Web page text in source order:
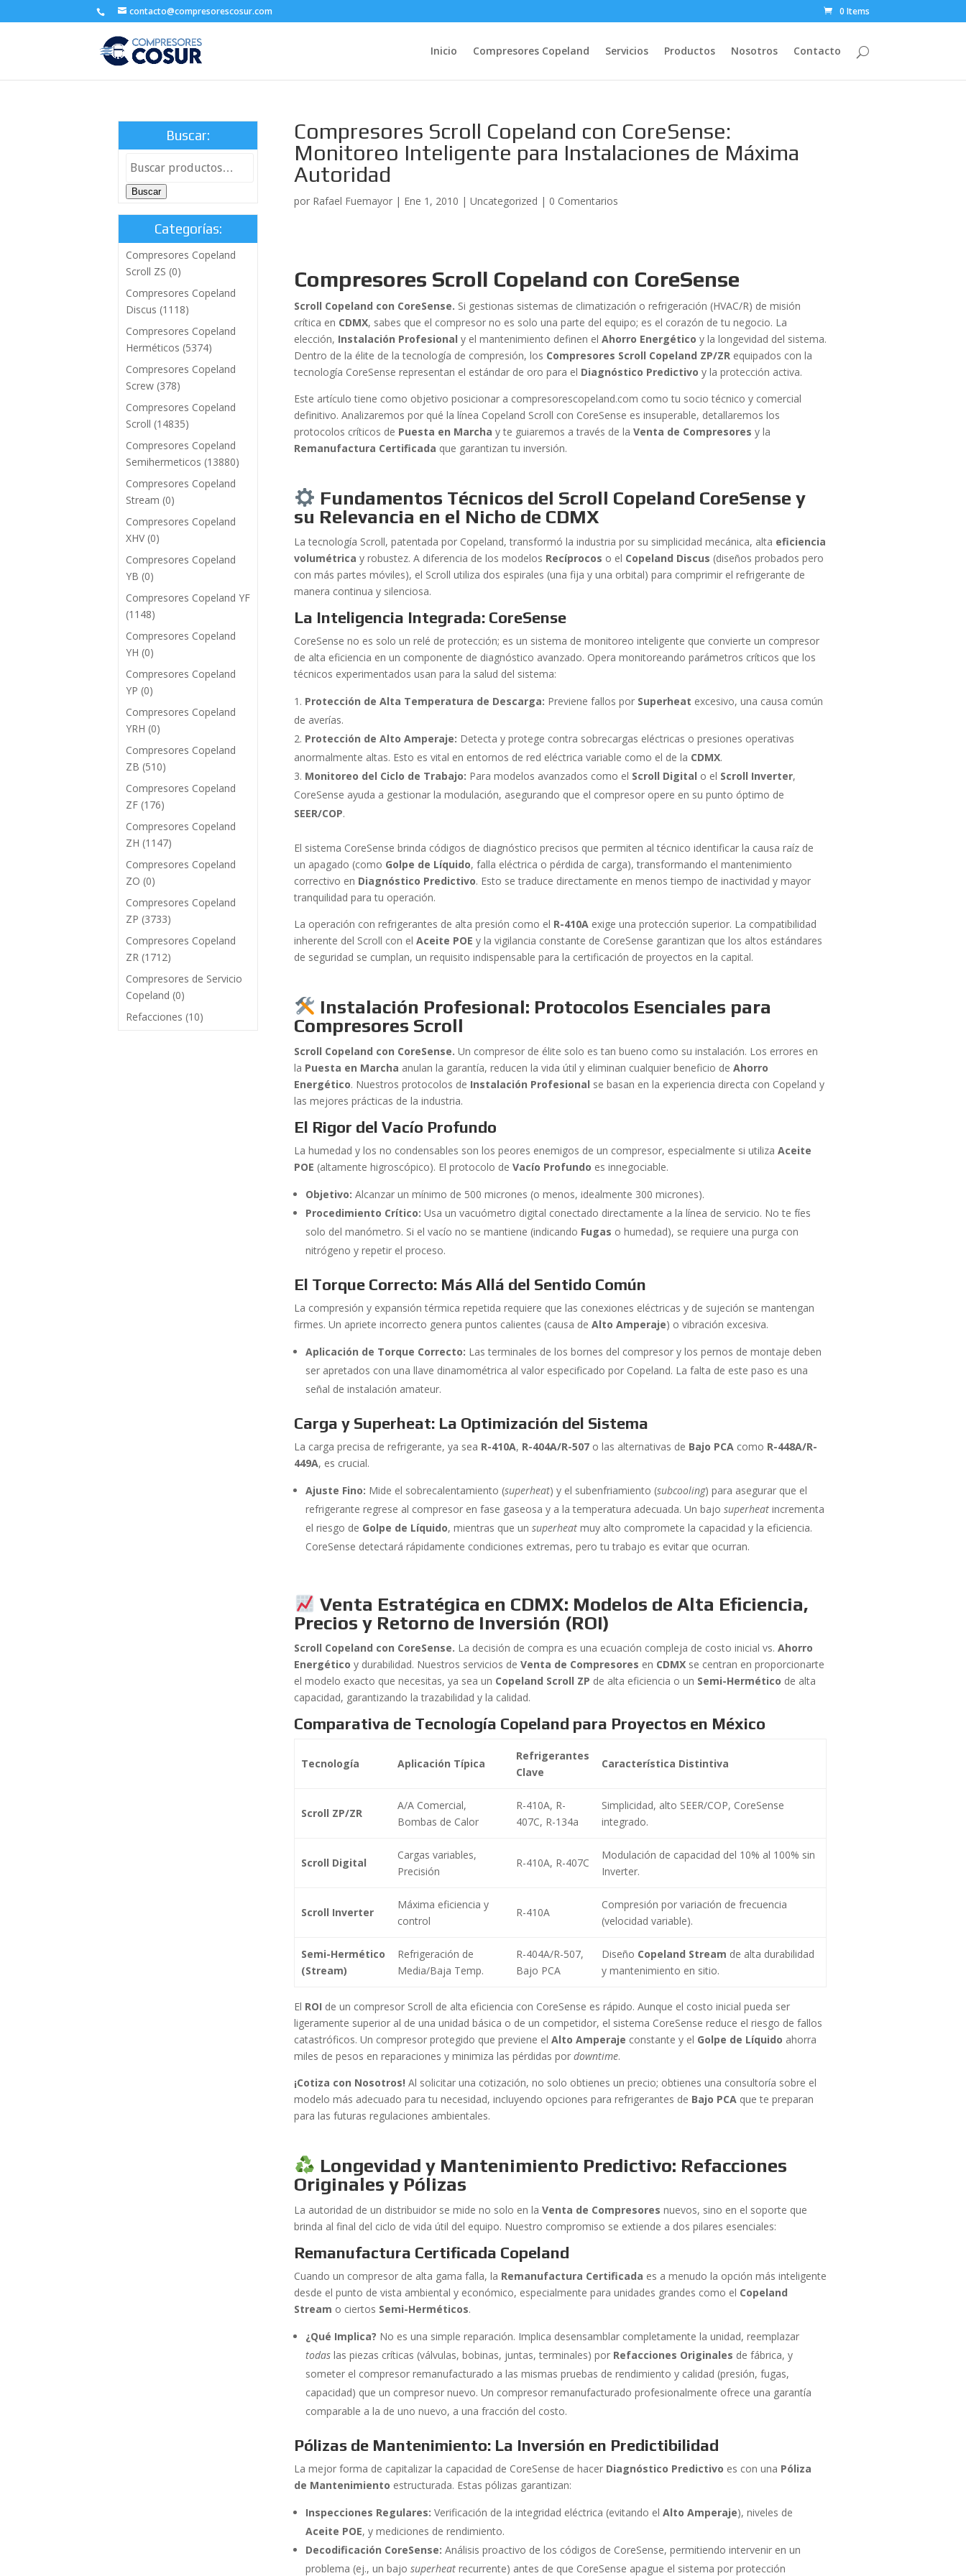
contacto@compresorescosur.com 0 Items
Inicio Compresores Copeland Servicios Productos Nosotros Contacto
Compresores Scroll Copeland con CoreSense:
Monitoreo Inteligente para Instalaciones de Máxima
Autoridad
por Rafael Fuemayor | Ene 1, 2010 |Uncategorized | 0 Comentarios
Compresores Scroll Copeland con CoreSense
Scroll Copeland con CoreSense. Si gestionas sistemas de climatización o refrigeración (HVAC/R) de misión
crítica en CDMX, sabes que el compresor no es solo una parte del equipo; es el corazón de tu negocio. La
elección, Instalación Profesional y el mantenimiento definen elAhorro Energético y la longevidad del sistema.
Dentro de la élite de la tecnología de compresión, los Compresores Scroll Copeland ZP/ZR equipados con la
tecnología CoreSense representan el estándar de oro para el Diagnóstico Predictivo y la protección activa.
Este artículo tiene como objetivo posicionar a compresorescopeland.com como tu socio técnico y comercial
definitivo. Analizaremos por qué la línea Copeland Scroll con CoreSense es insuperable, detallaremos los
protocolos críticos de Puesta en Marcha y te guiaremos a través de laVenta de Compresores y la
Remanufactura Certificada que garantizan tu inversión.
Fundamentos Técnicos del Scroll Copeland CoreSense y
su Relevancia en el Nicho de CDMX
La tecnología Scroll, patentada por Copeland, transformó la industria por su simplicidad mecánica, alta eficiencia
volumétrica y robustez. A diferencia de los modelos Recíprocos o el Copeland Discus (diseños probados pero
con más partes móviles), el Scroll utiliza dos espirales (una fija y una orbital) para comprimir el refrigerante de
manera continua y silenciosa.
La Inteligencia Integrada: CoreSense
CoreSense no es solo un relé de protección; es un sistema de monitoreo inteligente que convierte un compresor
de alta eficiencia en un componente de diagnóstico avanzado. Opera monitoreando parámetros críticos que los
técnicos experimentados usan para la salud del sistema:
Protección de Alta Temperatura de Descarga: Previene fallos por Superheat excesivo, una causa común
de averías.
Protección de Alto Amperaje: Detecta y protege contra sobrecargas eléctricas o presiones operativas
anormalmente altas. Esto es vital en entornos de red eléctrica variable como el de la CDMX.
Monitoreo del Ciclo de Trabajo: Para modelos avanzados como el Scroll Digital o el Scroll Inverter,
CoreSense ayuda a gestionar la modulación, asegurando que el compresor opere en su punto óptimo de
SEER/COP.
El sistema CoreSense brinda códigos de diagnóstico precisos que permiten al técnico identificar la causa raíz de
un apagado (como Golpe de Líquido, falla eléctrica o pérdida de carga), transformando el mantenimiento
correctivo en Diagnóstico Predictivo. Esto se traduce directamente en menos tiempo de inactividad y mayor
tranquilidad para tu operación.
La operación con refrigerantes de alta presión como el R-410A exige una protección superior. La compatibilidad
inherente del Scroll con elAceite POE y la vigilancia constante de CoreSense garantizan que los altos estándares
de seguridad se cumplan, un requisito indispensable para la certificación de proyectos en la capital.
Instalación Profesional: Protocolos Esenciales para
Compresores Scroll
Scroll Copeland con CoreSense. Un compresor de élite solo es tan bueno como su instalación. Los errores en
la Puesta en Marcha anulan la garantía, reducen la vida útil y eliminan cualquier beneficio deAhorro
Energético. Nuestros protocolos de Instalación Profesional se basan en la experiencia directa con Copeland y
las mejores prácticas de la industria.
El Rigor del Vacío Profundo
La humedad y los no condensables son los peores enemigos de un compresor, especialmente si utilizaAceite
POE (altamente higroscópico). El protocolo deVacío Profundo es innegociable.
Objetivo: Alcanzar un mínimo de 500 micrones (o menos, idealmente 300 micrones).
Procedimiento Crítico: Usa un vacuómetro digital conectado directamente a la línea de servicio. No te fíes
solo del manómetro. Si el vacío no se mantiene (indicando Fugas o humedad), se requiere una purga con
nitrógeno y repetir el proceso.
El Torque Correcto: Más Allá del Sentido Común
La compresión y expansión térmica repetida requiere que las conexiones eléctricas y de sujeción se mantengan
firmes. Un apriete incorrecto genera puntos calientes (causa deAlto Amperaje) o vibración excesiva.
Aplicación de Torque Correcto: Las terminales de los bornes del compresor y los pernos de montaje deben
ser apretados con una llave dinamométrica al valor especificado por Copeland. La falta de este paso es una
señal de instalación amateur.
Carga y Superheat: La Optimización del Sistema
La carga precisa de refrigerante, ya sea R-410A, R-404A/R-507 o las alternativas de Bajo PCA como R-448A/R-
449A, es crucial.
Ajuste Fino: Mide el sobrecalentamiento (superheat) y el subenfriamiento (subcooling) para asegurar que el
refrigerante regrese al compresor en fase gaseosa y a la temperatura adecuada. Un bajosuperheat incrementa
el riesgo de Golpe de Líquido, mientras que unsuperheat muy alto compromete la capacidad y la eficiencia.
CoreSense detectará rápidamente condiciones extremas, pero tu trabajo es evitar que ocurran.
Venta Estratégica en CDMX: Modelos de Alta Eficiencia,
Precios y Retorno de Inversión (ROI)
Scroll Copeland con CoreSense. La decisión de compra es una ecuación compleja de costo inicial vs.Ahorro
Energético y durabilidad. Nuestros servicios deVenta de Compresores en CDMX se centran en proporcionarte
el modelo exacto que necesitas, ya sea un Copeland Scroll ZP de alta eficiencia o un Semi-Hermético de alta
capacidad, garantizando la trazabilidad y la calidad.
Comparativa de Tecnología Copeland para Proyectos en México
Tecnología Aplicación Típica
Refrigerantes
Clave
Característica Distintiva
Scroll ZP/ZR
A/A Comercial,
Bombas de Calor
R-410A, R-
407C, R-134a
Simplicidad, alto SEER/COP, CoreSense
integrado.
Scroll Digital
Cargas variables,
Precisión
R-410A, R-407C
Modulación de capacidad del 10% al 100% sin
Inverter.
Scroll Inverter
Máxima eficiencia y
control
R-410A
Compresión por variación de frecuencia
(velocidad variable).
Semi-Hermético
(Stream)
Refrigeración de
Media/Baja Temp.
R-404A/R-507,
Bajo PCA
Diseño Copeland Stream de alta durabilidad
y mantenimiento en sitio.
El ROI de un compresor Scroll de alta eficiencia con CoreSense es rápido. Aunque el costo inicial pueda ser
ligeramente superior al de una unidad básica o de un competidor, el sistema CoreSense reduce el riesgo de fallos
catastróficos. Un compresor protegido que previene elAlto Amperaje constante y el Golpe de Líquido ahorra
miles de pesos en reparaciones y minimiza las pérdidas pordowntime.
¡Cotiza con Nosotros! Al solicitar una cotización, no solo obtienes un precio; obtienes una consultoría sobre el
modelo más adecuado para tu necesidad, incluyendo opciones para refrigerantes de Bajo PCA que te preparan
para las futuras regulaciones ambientales.
Longevidad y Mantenimiento Predictivo: Refacciones
Originales y Pólizas
La autoridad de un distribuidor se mide no solo en laVenta de Compresores nuevos, sino en el soporte que
brinda al final del ciclo de vida útil del equipo. Nuestro compromiso se extiende a dos pilares esenciales:
Remanufactura Certificada Copeland
Cuando un compresor de alta gama falla, la Remanufactura Certificada es a menudo la opción más inteligente
desde el punto de vista ambiental y económico, especialmente para unidades grandes como el Copeland
Stream o ciertos Semi-Herméticos.
¿Qué Implica? No es una simple reparación. Implica desensamblar completamente la unidad, reemplazar
todas las piezas críticas (válvulas, bobinas, juntas, terminales) por Refacciones Originales de fábrica, y
someter el compresor remanufacturado a las mismas pruebas de rendimiento y calidad (presión, fugas,
capacidad) que un compresor nuevo. Un compresor remanufacturado profesionalmente ofrece una garantía
comparable a la de uno nuevo, a una fracción del costo.
Pólizas de Mantenimiento: La Inversión en Predictibilidad
La mejor forma de capitalizar la capacidad de CoreSense de hacer Diagnóstico Predictivo es con una Póliza
de Mantenimiento estructurada. Estas pólizas garantizan:
Inspecciones Regulares: Verificación de la integridad eléctrica (evitando elAlto Amperaje), niveles de
Aceite POE, y mediciones de rendimiento.
Decodificación CoreSense: Análisis proactivo de los códigos de CoreSense, permitiendo intervenir en un
problema (ej., un bajosuperheat recurrente) antes de que CoreSense apague el sistema por protección
Buscar:
Buscar
Categorías:
Compresores Copeland
Scroll ZS (0)
Compresores Copeland
Discus (1118)
Compresores Copeland
Herméticos (5374)
Compresores Copeland
Screw (378)
Compresores Copeland
Scroll (14835)
Compresores Copeland
Semihermeticos (13880)
Compresores Copeland
Stream (0)
Compresores Copeland
XHV (0)
Compresores Copeland
YB (0)
Compresores Copeland YF
(1148)
Compresores Copeland
YH (0)
Compresores Copeland
YP (0)
Compresores Copeland
YRH (0)
Compresores Copeland
ZB (510)
Compresores Copeland
ZF (176)
Compresores Copeland
ZH (1147)
Compresores Copeland
ZO (0)
Compresores Copeland
ZP (3733)
Compresores Copeland
ZR (1712)
Compresores de Servicio
Copeland (0)
Refacciones (10)